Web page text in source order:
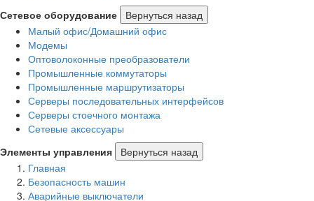
Сетевое оборудование
Вернуться назад
Малый офис/Домашний офис
Модемы
Оптоволоконные преобразователи
Промышленные коммутаторы
Промышленные маршрутизаторы
Серверы последовательных интерфейсов
Серверы стоечного монтажа
Сетевые аксессуары
Элементы управления
Вернуться назад
Главная
Безопасность машин
Аварийные выключатели